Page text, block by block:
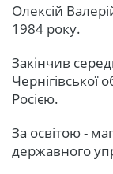
Олексій
1984 року.
Закінчив
Чернігівської
Росією.
За освітою -
державного